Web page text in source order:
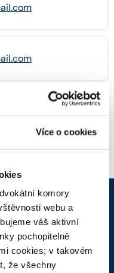
Více o cookies
komory
webu a
váš aktivní
pochopitelně
cookies; v takovém
že všechny